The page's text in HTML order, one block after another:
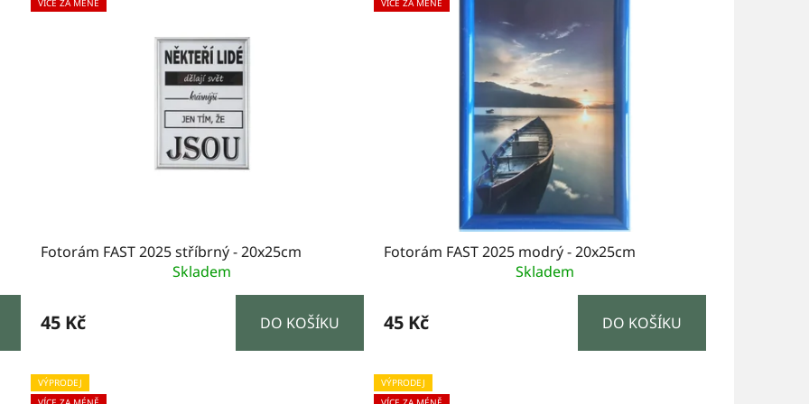
VÍCE ZA MÉNĚ
Fotorám FAST 2025 stříbrný - 20x25cm
Skladem
45 Kč DO KOŠÍKU
VÍCE ZA MÉNĚ
Fotorám FAST 2025 modrý - 20x25cm
Skladem
45 Kč DO KOŠÍKU
VÝPRODEJ
VÝPRODEJ